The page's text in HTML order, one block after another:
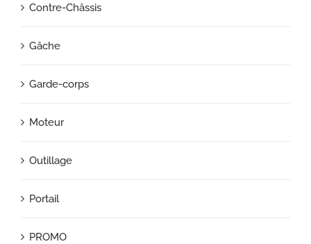
Contre-Châssis
Gâche
Garde-corps
Moteur
Outillage
Portail
PROMO